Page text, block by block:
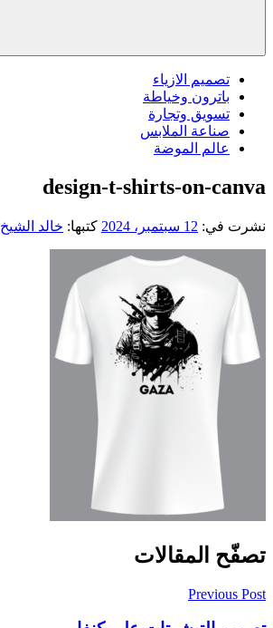
تصميم الازياء
باترون وخياطة
تسويق وتجارة
صناعة الملابس
عالم الموضة
design-t-shirts-on-canva
نشرت في: 12 سبتمبر، 2024 كتبها: خالد الشيخ
تصفّح المقالات
Previous Post